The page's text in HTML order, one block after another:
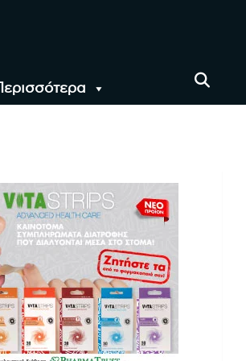
Περισσότερα